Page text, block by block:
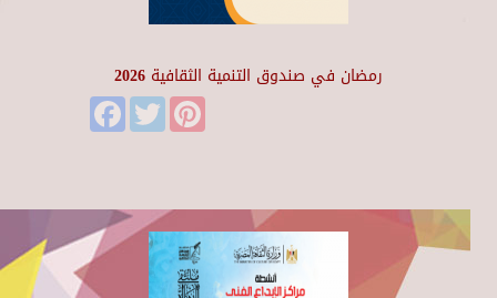
رمضان في صندوق التنمية الثقافية 2026
FacebookTwitter